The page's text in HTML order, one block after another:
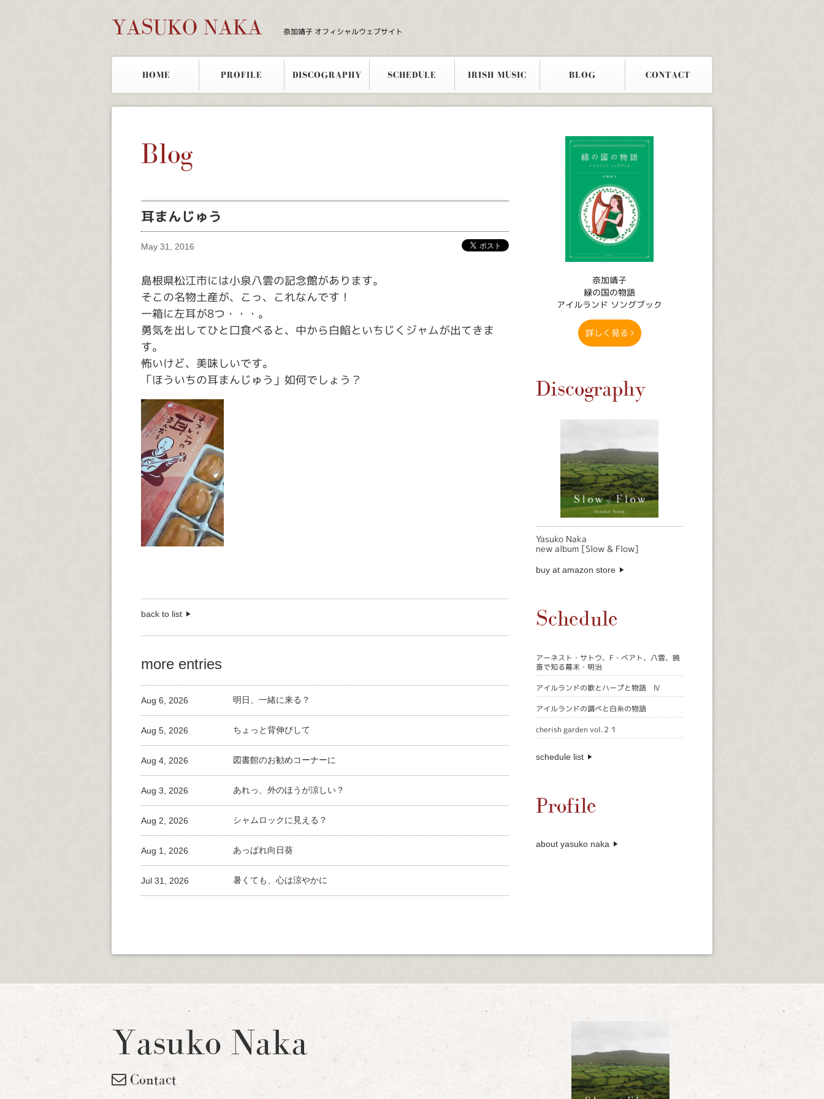
YASUKO NAKA 奈加靖子 オフィシャルウェブサイト
HOME PROFILE DISCOGRAPHY SCHEDULE IRISH MUSIC BLOG CONTACT
Blog
耳まんじゅう
May 31, 2016
島根県松江市には小泉八雲の記念館があります。
そこの名物土産が、こっ、これなんです！
一箱に左耳が8つ・・・。
勇気を出してひと口食べると、中から白餡といちじくジャムが出てきま
す。
怖いけど、美味しいです。
「ほういちの耳まんじゅう」如何でしょう？
back to list
more entries
明日、一緒に来る？
Aug 6, 2026
ちょっと背伸びして
Aug 5, 2026
図書館のお勧めコーナーに
Aug 4, 2026
あれっ、外のほうが涼しい？
Aug 3, 2026
シャムロックに見える？
Aug 2, 2026
あっぱれ向日葵
Aug 1, 2026
暑くても、心は涼やかに
Jul 31, 2026
奈加靖子
緑の国の物語
アイルランド ソングブック
詳しく見る
Discography
Yasuko Naka
new album [Slow & Flow]
buy at amazon store
Schedule
アーネスト・サトウ、F・ベアト、八雲、暁
斎で知る幕末・明治
アイルランドの歌とハープと物語 Ⅳ
アイルランドの調べと白糸の物語
cherish garden vol.２１
schedule list
Profile
about yasuko naka
Yasuko Naka
Contact